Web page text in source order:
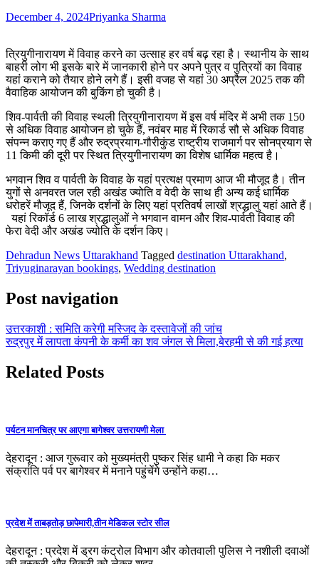
December 4, 2024Priyanka Sharma
त्रियुगीनारायण में विवाह करने का उत्साह हर वर्ष बढ़ रहा है। स्थानीय के साथ
बाहरी लोग भी इसके बारे में जानकारी होने पर अपने पुत्र व पुत्रियों का विवाह
यहां कराने को तैयार होने लगे हैं। इसी वजह से यहां 30 अप्रैल 2025 तक की
वैवाहिक आयोजन की बुकिंग हो चुकी है।
शिव-पार्वती की विवाह स्थली त्रियुगीनारायण में इस वर्ष मंदिर में अभी तक 150
से अधिक विवाह आयोजन हो चुके हैं, नवंबर माह में रिकार्ड सौ से अधिक विवाह
संपन्न कराए गए हैं और रुद्रप्रयाग-गौरीकुंड राष्ट्रीय राजमार्ग पर सोनप्रयाग से
11 किमी की दूरी पर स्थित त्रियुगीनारायण का विशेष धार्मिक महत्व है।
भगवान शिव व पार्वती के विवाह के यहां प्रत्यक्ष प्रमाण आज भी मौजूद है। तीन
युगों से अनवरत जल रही अखंड ज्योति व वेदी के साथ ही अन्य कई धार्मिक
धरोहरें मौजूद हैं, जिनके दर्शनों के लिए यहां प्रतिवर्ष लाखों श्रद्धालु यहां आते हैं।
यहां रिकॉर्ड 6 लाख श्रद्धालुओं ने भगवान वामन और शिव-पार्वती विवाह की
फेरा वेदी और अखंड ज्योति के दर्शन किए।
Dehradun News Uttarakhand Tagged destination Uttarakhand,
Triyuginarayan bookings, Wedding destination
Post navigation
उत्तरकाशी : समिति करेगी मस्जिद के दस्तावेजों की जांच
रुद्रपुर में लापता कंपनी के कर्मी का शव जंगल से मिला,बेरहमी से की गई हत्या
Related Posts
पर्यटन मानचित्र पर आएगा बागेश्वर उत्तरायणी मेला
देहरादून : आज गुरूवार को मुख्यमंत्री पुष्कर सिंह धामी ने कहा कि मकर
संक्रांति पर्व पर बागेश्वर में मनाने पहुंचेंगे उन्होंने कहा…
प्रदेश में ताबड़तोड़ छापेमारी,तीन मेडिकल स्टोर सील
देहरादून : प्रदेश में ड्रग कंट्रोल विभाग और कोतवाली पुलिस ने नशीली दवाओं